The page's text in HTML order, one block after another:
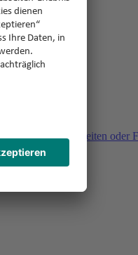
Fragen, Unklarheiten oder